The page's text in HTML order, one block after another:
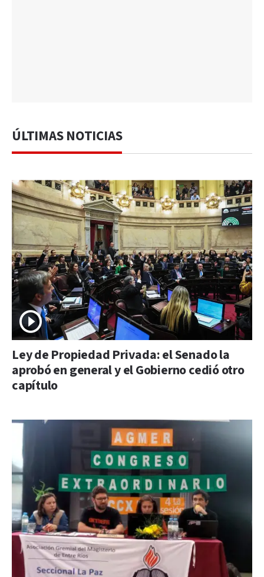
ÚLTIMAS NOTICIAS
Ley de Propiedad Privada: el Senado la
aprobó en general y el Gobierno cedió otro
capítulo